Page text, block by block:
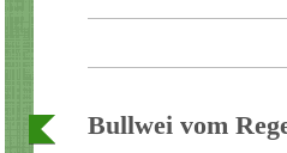
Bullwei vom